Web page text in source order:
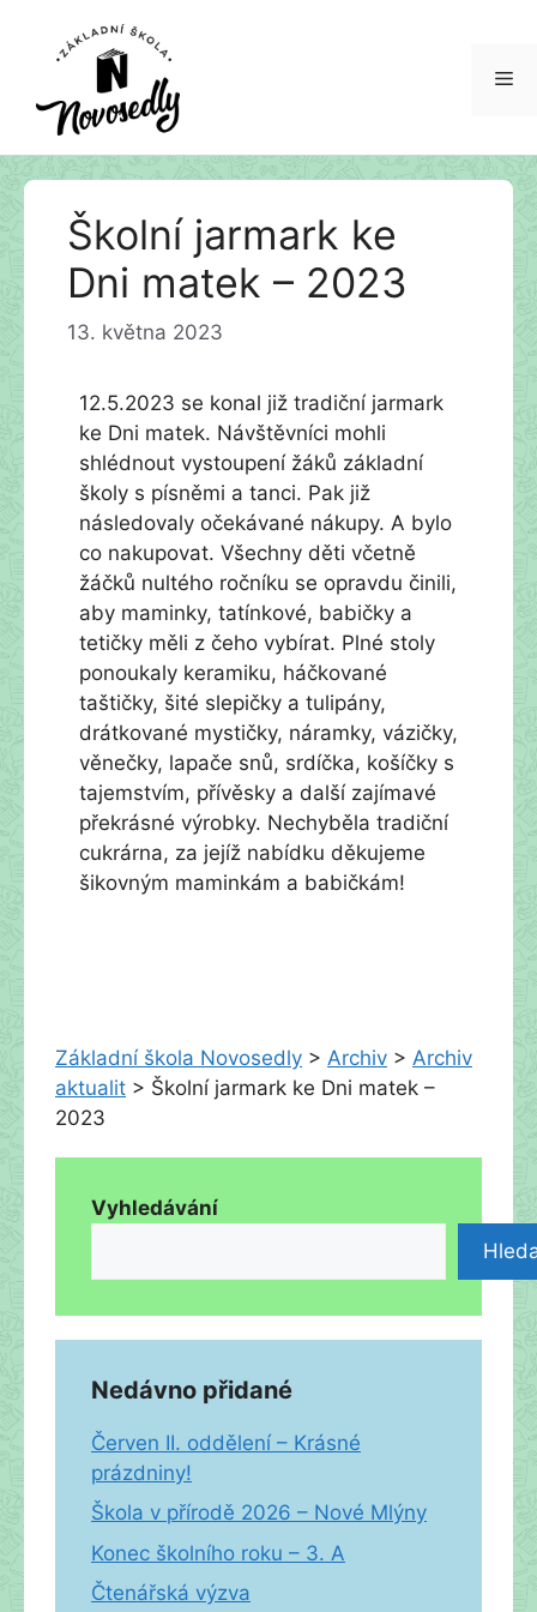
Přeskočit
Školní jarmark ke
Dni matek – 2023
13. května 2023
12.5.2023 se konal již tradiční jarmark
ke Dni matek. Návštěvníci mohli
shlédnout vystoupení žáků základní
školy s písněmi a tanci. Pak již
následovaly očekávané nákupy. A bylo
co nakupovat. Všechny děti včetně
žáčků nultého ročníku se opravdu činili,
aby maminky, tatínkové, babičky a
tetičky měli z čeho vybírat. Plné stoly
ponoukaly keramiku, háčkované
taštičky, šité slepičky a tulipány,
drátkované mystičky, náramky, vázičky,
věnečky, lapače snů, srdíčka, košíčky s
tajemstvím, přívěsky a další zajímavé
překrásné výrobky. Nechyběla tradiční
cukrárna, za jejíž nabídku děkujeme
šikovným maminkám a babičkám!
Základní škola Novosedly > Archiv > Archiv
aktualit > Školní jarmark ke Dni matek –
2023
Vyhledávání
Nedávno přidané
Červen II. oddělení – Krásné
prázdniny!
Škola v přírodě 2026 – Nové Mlýny
Konec školního roku – 3. A
Čtenářská výzva